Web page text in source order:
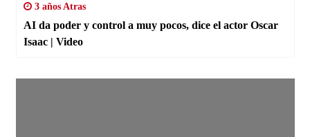
3 años Atras
AI da poder y control a muy pocos, dice el actor Oscar
Isaac | Video